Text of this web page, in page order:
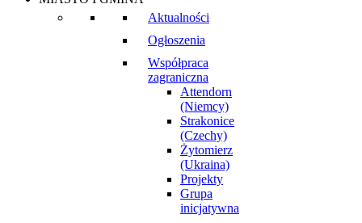
Aktualności
Ogłoszenia
Współpraca
zagraniczna
Attendorn
(Niemcy)
Strakonice
(Czechy)
Żytomierz
(Ukraina)
Projekty
Grupa
inicjatywna